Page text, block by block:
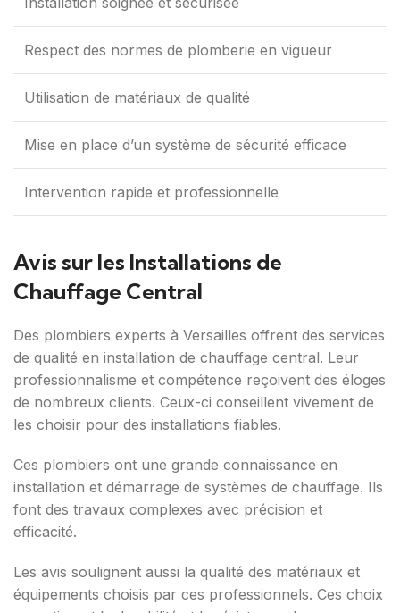
Respect des normes de plomberie en vigueur
Utilisation de matériaux de qualité
Mise en place d’un système de sécurité efficace
Intervention rapide et professionnelle
Avis sur les Installations de
Chauffage Central
Des plombiers experts à Versailles offrent des services
de qualité en installation de chauffage central. Leur
professionnalisme et compétence reçoivent des éloges
de nombreux clients. Ceux-ci conseillent vivement de
les choisir pour des installations fiables.
Ces plombiers ont une grande connaissance en
installation et démarrage de systèmes de chauffage. Ils
font des travaux complexes avec précision et
efficacité.
Les avis soulignent aussi la qualité des matériaux et
équipements choisis par ces professionnels. Ces choix